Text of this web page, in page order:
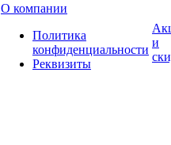
О компании
Политика
конфиденциальности
Реквизиты
и